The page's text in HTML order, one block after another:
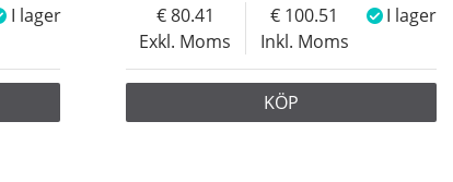
I lager
Exkl. Moms
80.41
Inkl. Moms
100.51 I lager
KÖP